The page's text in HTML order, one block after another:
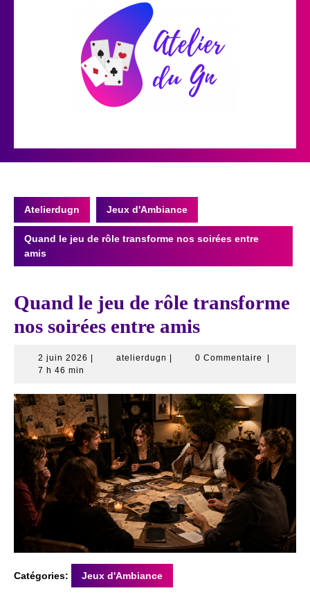
Button
Atelierdugn Jeux d'Ambiance
Quand le jeu de rôle transforme nos soirées entre
amis
Quand le jeu de rôle transforme
nos soirées entre amis
2 juin 2026 2
atelierdugn atelierdugn0 Commentaire
7 h 46 min
Catégories: Jeux d'Ambiance